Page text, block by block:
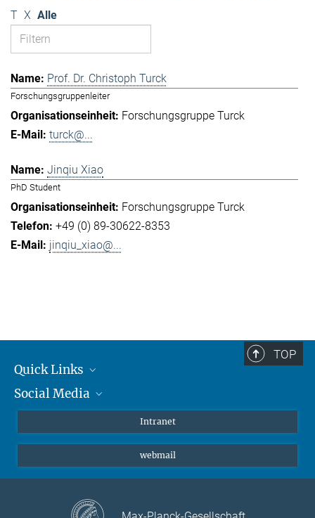
T X Alle
Prof. Dr. Christoph Turck
Forschungsgruppenleiter
Forschungsgruppe Turck
turck@...
Jinqiu Xiao
PhD Student
Forschungsgruppe Turck
+49 (0) 89-30622-8353
jinqiu_xiao@...
TOP
Quick Links
Student*innen/Wissenschaftler*innen
Social Media
Bluesky
YouTube
Intranet
webmail